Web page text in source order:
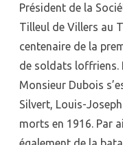
Président de la
Tilleul de Villers au
centenaire de la
de soldats loffriens.
Monsieur Dubois
Silvert, Louis-
morts en 1916. Par